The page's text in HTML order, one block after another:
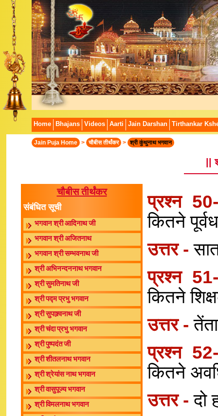
Home Bhajans Videos Aarti Jain Darshan Tirthankar
Jain Puja Home > चौबीस तीर्थंकर > श्री कुंथुनाथ भगवान
||
चौबीस तीर्थंकर
संबंधित सूची
भगवान श्री आदिनाथ जी
भगवान श्री अजितनाथ
भगवान श्री सम्भवनाथ जी
श्री अभिनन्दननाथ भगवान
श्री सुमतिनाथ जी
श्री पद्म प्रभु भगवान
श्री सुपाश्र्वनाथ जी
श्री चंदा प्रभु भगवान
श्री पुष्पदंत जी
श्री शीतलनाथ भगवान
श्री श्रेयांस नाथ भगवान
श्री वासुपूज्य भगवान
श्री विमलनाथ भगवान
प्रश्न
कितने
उत्तर -
प्रश्न
कितने
उत्तर -
प्रश्न
कितने
उत्तर -दो